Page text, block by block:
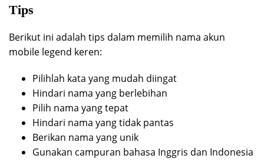
Tips
Berikut ini adalah tips dalam memilih nama akun
mobile legend keren:
Pilihlah kata yang mudah diingat
Hindari nama yang berlebihan
Pilih nama yang tepat
Hindari nama yang tidak pantas
Berikan nama yang unik
Gunakan campuran bahasa Inggris dan Indonesia